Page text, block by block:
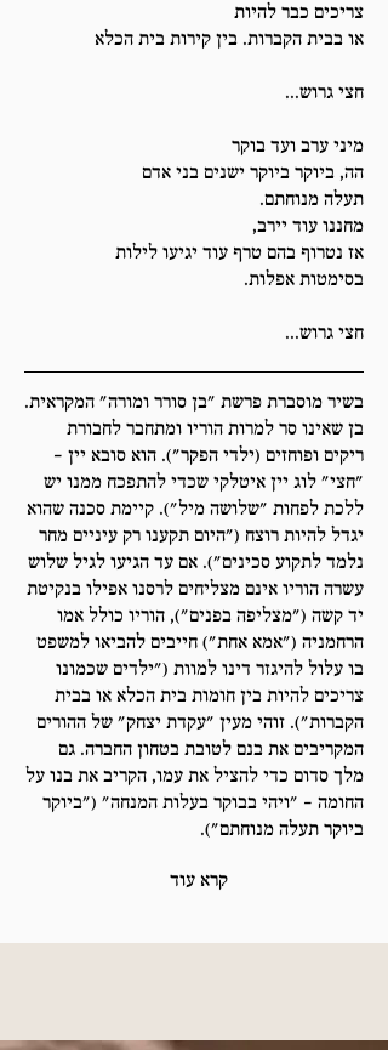
צריכים כבר להיות
או בבית הקברות. בין קירות בית הכלא
חצי גרוש...
מיני ערב ועד בוקר
הה, ביוקר ביוקר ישנים בני אדם
תעלה מנוחתם.
מחננו עוד יירב,
אז נטרוף בהם טרף עוד יגיעו לילות
בסימטות אפלות.
חצי גרוש...
בשיר מוסברת פרשת "בן סורר ומורה" המקראית.
בן שאינו סר למרות הוריו ומתחבר לחבורת
ריקים ופוחזים (ילדי הפקר"). הוא סובא יין -
"חצי" לוג יין איטלקי שכדי להתפכח ממנו יש
ללכת לפחות "שלושה מיל"). קיימת סכנה שהוא
יגדל להיות רוצח ("היום תקענו רק עיניים מחר
נלמד לתקוע סכינים"). אם עד הגיעו לגיל שלוש
עשרה הוריו אינם מצליחים לרסנו אפילו בנקיטת
יד קשה ("מצליפה בפנים"), הוריו כולל אמו
הרחמניה ("אמא אחת") חייבים להביאו למשפט
בו עלול להיגזר דינו למוות ("ילדים שכמונו
צריכים להיות בין חומות בית הכלא או בבית
הקברות"). זוהי מעין "עקדת יצחק" של ההורים
המקריבים את בנם לטובת בטחון החברה. גם
מלך סדום כדי להציל את עמו, הקריב את בנו על
החומה – "ויהי בבוקר בעלות המנחה" ("ביוקר
ביוקר תעלה מנוחתם").
קרא עוד